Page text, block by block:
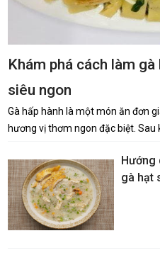
Khám phá cách làm
siêu ngon
Gà hấp hành là một món ăn đơn
hương vị thơm ngon đặc biệt. Sau
Hướng
gà hạt